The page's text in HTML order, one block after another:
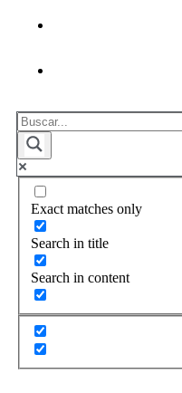
Exact matches only
Search in title
Search in content